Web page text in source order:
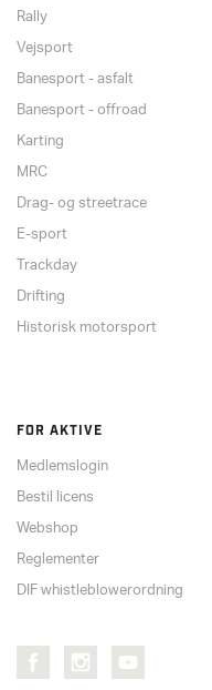
Rally
Vejsport
Banesport - asfalt
Banesport - offroad
Karting
MRC
Drag- og streetrace
E-sport
Trackday
Drifting
Historisk motorsport
FOR AKTIVE
Medlemslogin
Bestil licens
Webshop
Reglementer
DIF whistleblowerordning